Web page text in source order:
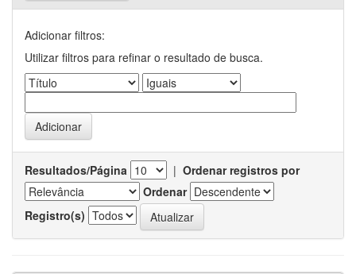
Adicionar filtros:
Utilizar filtros para refinar o resultado de busca.
Resultados/Página | Ordenar registros por
Ordenar
Registro(s)